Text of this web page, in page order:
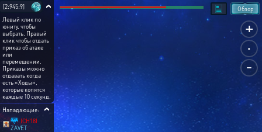
+
.
-
Обзор
[2:945:9]
Левый клик по
юниту, чтобы
выбрать. Правый
клик чтобы отдать
приказ об атаке
или
перемещении.
Приказы можно
отдавать когда
есть «Ходы»,
которые копятся
каждые 10 секунд.
Нападающие:
ICH18I
ZAVET